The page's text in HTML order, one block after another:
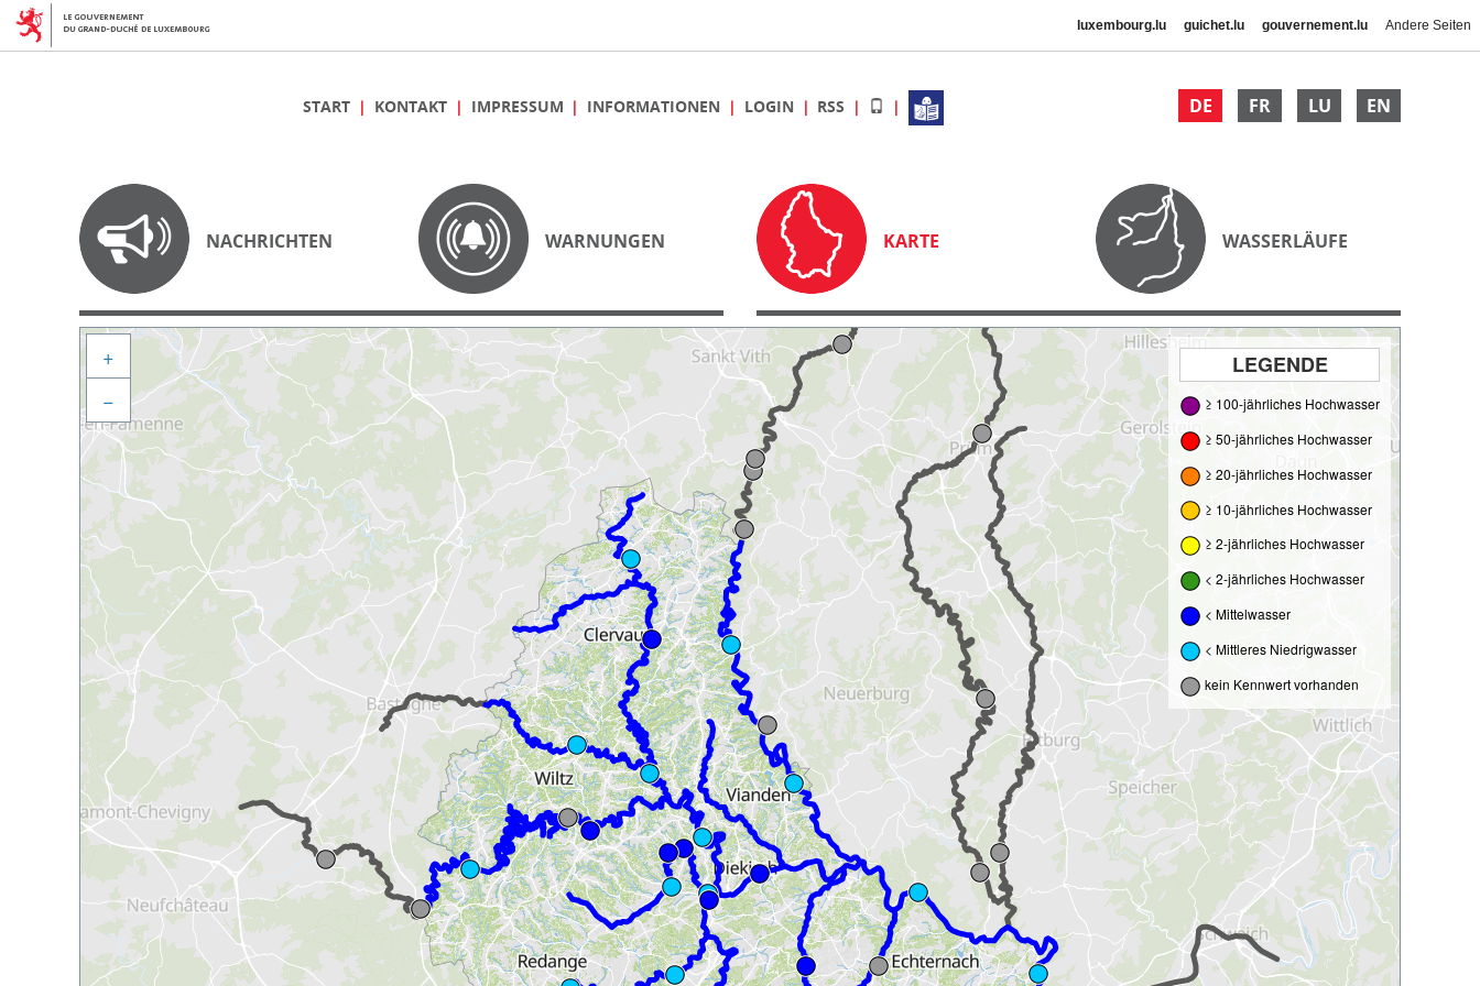
luxembourg.lu guichet.lu gouvernement.lu Andere Seiten
DE FR LU EN
START KONTAKT IMPRESSUM INFORMATIONEN LOGIN RSS
NACHRICHTEN WARNUNGEN KARTE WASSERLÄUFE
LEGENDE
≥ 100-jährliches Hochwasser
≥ 50-jährliches Hochwasser
≥ 20-jährliches Hochwasser
≥ 10-jährliches Hochwasser
≥ 2-jährliches Hochwasser
< 2-jährliches Hochwasser
< Mittelwasser
< Mittleres Niedrigwasser
kein Kennwert vorhanden
+
−